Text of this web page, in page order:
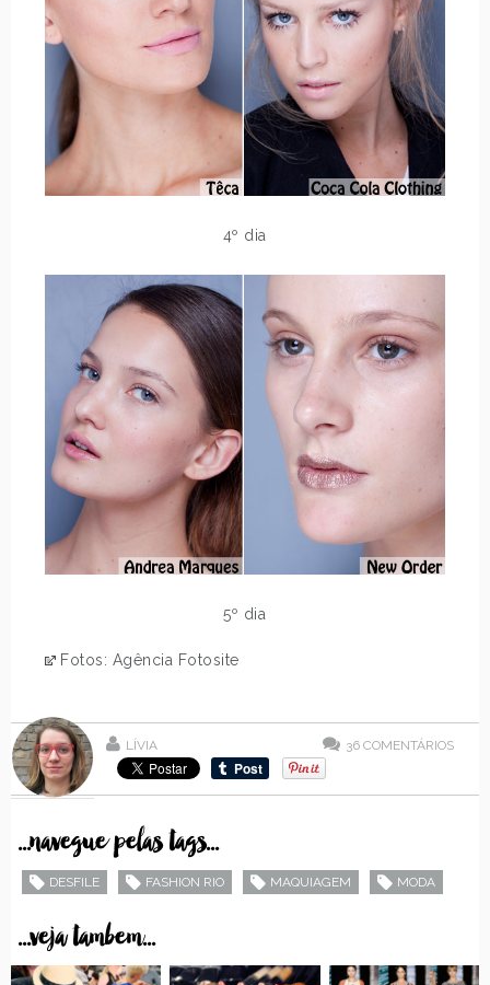
4º dia
5º dia
Fotos: Agência Fotosite
LÍVIA 36 COMENTÁRIOS
...navegue pelas tags...
DESFILE FASHION RIO MAQUIAGEM MODA
...veja tambem...